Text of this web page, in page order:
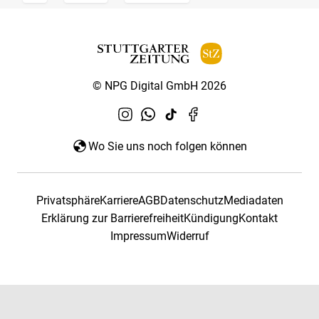
© NPG Digital GmbH 2026
Wo Sie uns noch folgen können
PrivatsphäreKarriereAGBDatenschutzMediadaten
Erklärung zur BarrierefreiheitKündigungKontakt
ImpressumWiderruf